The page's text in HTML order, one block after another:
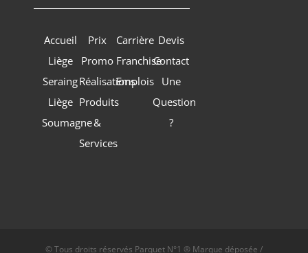
Accueil
Liège
Seraing
Liège
Soumagne
Prix
Promo
Réalisations
Produits
&
Services
Carrière
Franchise
Emplois
Devis
Contact
Une
Question
?
© Tous droits réservés Parquet N°1 ® Marque déposée /